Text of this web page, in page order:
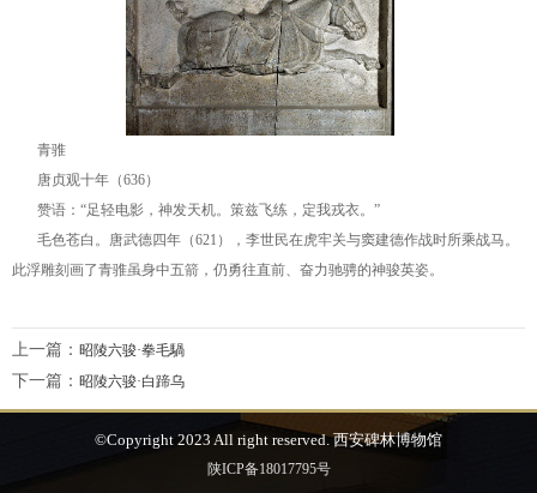
青骓
唐贞观十年（636）
赞语：“足轻电影，神发天机。策兹飞练，定我戎衣。”
毛色苍白。唐武德四年（621），李世民在虎牢关与窦建德作战时所乘战马。
此浮雕刻画了青骓虽身中五箭，仍勇往直前、奋力驰骋的神骏英姿。
上一篇： 昭陵六骏·拳毛騧
下一篇： 昭陵六骏·白蹄乌
©Copyright 2023 All right reserved. 西安碑林博物馆
陕ICP备18017795号